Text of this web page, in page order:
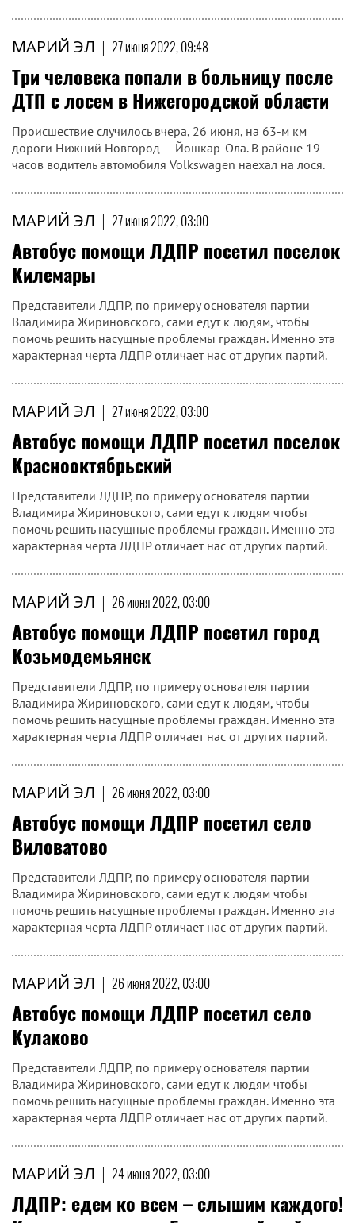
МАРИЙ ЭЛ | 27 июня 2022, 09:48
Три человека попали в больницу после
ДТП с лосем в Нижегородской области
Происшествие случилось вчера, 26 июня, на 63-м км
дороги Нижний Новгород — Йошкар-Ола. В районе 19
часов водитель автомобиля Volkswagen наехал на лося.
МАРИЙ ЭЛ | 27 июня 2022, 03:00
Автобус помощи ЛДПР посетил поселок
Килемары
Представители ЛДПР, по примеру основателя партии
Владимира Жириновского, сами едут к людям, чтобы
помочь решить насущные проблемы граждан. Именно эта
характерная черта ЛДПР отличает нас от других партий.
МАРИЙ ЭЛ | 27 июня 2022, 03:00
Автобус помощи ЛДПР посетил поселок
Краснооктябрьский
Представители ЛДПР, по примеру основателя партии
Владимира Жириновского, сами едут к людям чтобы
помочь решить насущные проблемы граждан. Именно эта
характерная черта ЛДПР отличает нас от других партий.
МАРИЙ ЭЛ | 26 июня 2022, 03:00
Автобус помощи ЛДПР посетил город
Козьмодемьянск
Представители ЛДПР, по примеру основателя партии
Владимира Жириновского, сами едут к людям, чтобы
помочь решить насущные проблемы граждан. Именно эта
характерная черта ЛДПР отличает нас от других партий.
МАРИЙ ЭЛ | 26 июня 2022, 03:00
Автобус помощи ЛДПР посетил село
Виловатово
Представители ЛДПР, по примеру основателя партии
Владимира Жириновского, сами едут к людям чтобы
помочь решить насущные проблемы граждан. Именно эта
характерная черта ЛДПР отличает нас от других партий.
МАРИЙ ЭЛ | 26 июня 2022, 03:00
Автобус помощи ЛДПР посетил село
Кулаково
Представители ЛДПР, по примеру основателя партии
Владимира Жириновского, сами едут к людям чтобы
помочь решить насущные проблемы граждан. Именно эта
характерная черта ЛДПР отличает нас от других партий.
МАРИЙ ЭЛ | 24 июня 2022, 03:00
ЛДПР: едем ко всем – слышим каждого!